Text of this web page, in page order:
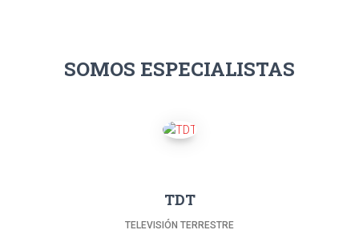
SOMOS ESPECIALISTAS
TDT
TELEVISIÓN TERRESTRE